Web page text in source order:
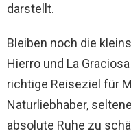
darstellt.
Bleiben noch die
Hierro und La
richtige Reiseziel für
Naturliebhaber,
absolute Ruhe zu